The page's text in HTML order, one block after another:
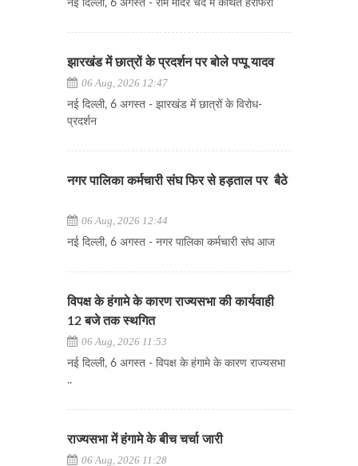
नई दिल्ली, 6 अगस्त - राम मंदिर चंदे में कथित हेराफेरी
झारखंड में छात्रों के प्रदर्शन पर बोले पप्पू यादव
06 Aug, 2026 12:47
नई दिल्ली, 6 अगस्त - झारखंड में छात्रों के विरोध-
प्रदर्शन
नगर पालिका कर्मचारी संघ फिर से हड़ताल पर बैठे
06 Aug, 2026 12:44
नई दिल्ली, 6 अगस्त - नगर पालिका कर्मचारी संघ आज
विपक्ष के हंगामे के कारण राज्यसभा की कार्यवाही
12 बजे तक स्थगित
06 Aug, 2026 11:53
नई दिल्ली, 6 अगस्त - विपक्ष के हंगामे के कारण राज्यसभा
..
राज्यसभा में हंगामे के बीच चर्चा जारी
06 Aug, 2026 11:28